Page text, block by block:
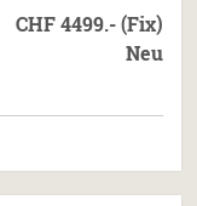
CHF 4499.- (Fix)
Neu